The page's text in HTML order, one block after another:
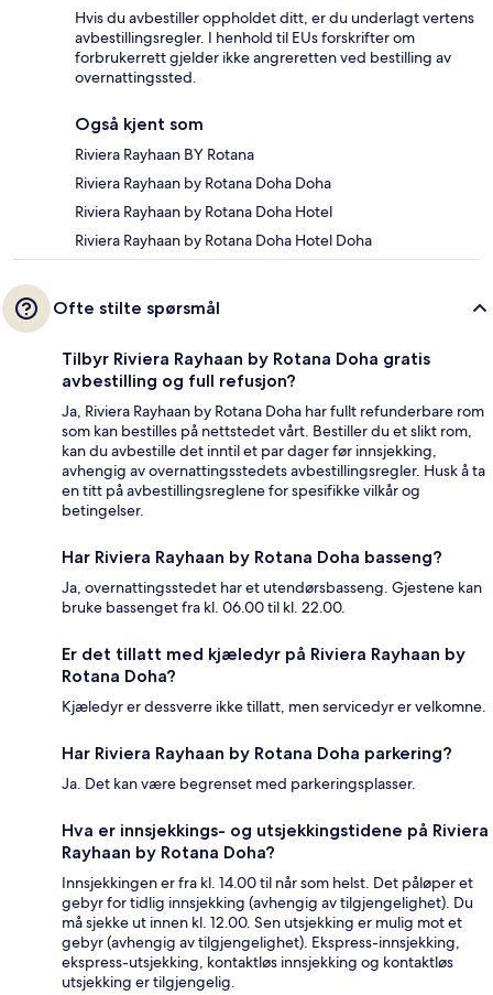
Hvis du avbestiller oppholdet ditt, er du underlagt vertens
avbestillingsregler. I henhold til EUs forskrifter om
forbrukerrett gjelder ikke angreretten ved bestilling av
overnattingssted.
Også kjent som
Riviera Rayhaan BY Rotana
Riviera Rayhaan by Rotana Doha Doha
Riviera Rayhaan by Rotana Doha Hotel
Riviera Rayhaan by Rotana Doha Hotel Doha
Ofte stilte spørsmål
Tilbyr Riviera Rayhaan by Rotana Doha gratis
avbestilling og full refusjon?
Ja, Riviera Rayhaan by Rotana Doha har fullt refunderbare rom
som kan bestilles på nettstedet vårt. Bestiller du et slikt rom,
kan du avbestille det inntil et par dager før innsjekking,
avhengig av overnattingsstedets avbestillingsregler. Husk å ta
en titt på avbestillingsreglene for spesifikke vilkår og
betingelser.
Har Riviera Rayhaan by Rotana Doha basseng?
Ja, overnattingsstedet har et utendørsbasseng. Gjestene kan
bruke bassenget fra kl. 06.00 til kl. 22.00.
Er det tillatt med kjæledyr på Riviera Rayhaan by
Rotana Doha?
Kjæledyr er dessverre ikke tillatt, men servicedyr er velkomne.
Har Riviera Rayhaan by Rotana Doha parkering?
Ja. Det kan være begrenset med parkeringsplasser.
Hva er innsjekkings- og utsjekkingstidene på Riviera
Rayhaan by Rotana Doha?
Innsjekkingen er fra kl. 14.00 til når som helst. Det påløper et
gebyr for tidlig innsjekking (avhengig av tilgjengelighet). Du
må sjekke ut innen kl. 12.00. Sen utsjekking er mulig mot et
gebyr (avhengig av tilgjengelighet). Ekspress-innsjekking,
ekspress-utsjekking, kontaktløs innsjekking og kontaktløs
utsjekking er tilgjengelig.